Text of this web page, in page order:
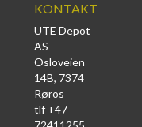
KONTAKT
UTE Depot
AS
Osloveien
14B, 7374
Røros
tlf +47